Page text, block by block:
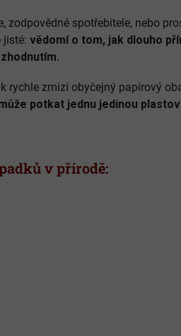
spotřebitele, nebo
jisté: vědomí o tom, jak dlouho
rychle zmizí obyčejný papírový
potkat jednu jedinou
v přírodě: